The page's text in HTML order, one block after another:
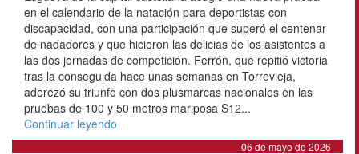
en el calendario de la natación para deportistas con
discapacidad, con una participación que superó el centenar
de nadadores y que hicieron las delicias de los asistentes a
las dos jornadas de competición. Ferrón, que repitió victoria
tras la conseguida hace unas semanas en Torrevieja,
aderezó su triunfo con dos plusmarcas nacionales en las
pruebas de 100 y 50 metros mariposa S12...
Continuar leyendo
06 de mayo de 2026